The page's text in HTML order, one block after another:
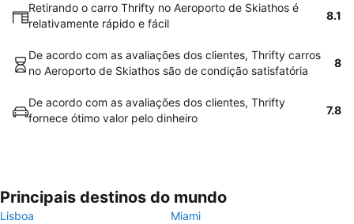
Retirando o carro Thrifty no Aeroporto de Skiathos é
relativamente rápido e fácil
8.1
De acordo com as avaliações dos clientes, Thrifty carros
no Aeroporto de Skiathos são de condição satisfatória
8
De acordo com as avaliações dos clientes, Thrifty
fornece ótimo valor pelo dinheiro
7.8
Principais destinos do mundo
Lisboa
Miami